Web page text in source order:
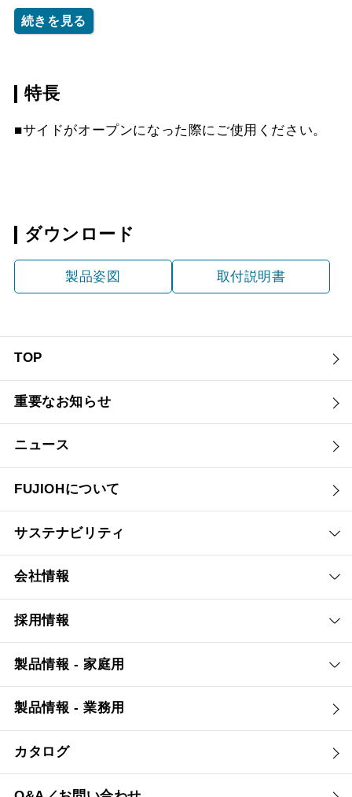
続きを見る
特長
■サイドがオープンになった際にご使用ください。
ダウンロード
製品姿図 取付説明書
TOP
重要なお知らせ
ニュース
FUJIOHについて
サステナビリティ
会社情報
採用情報
製品情報 - 家庭用
製品情報 - 業務用
カタログ